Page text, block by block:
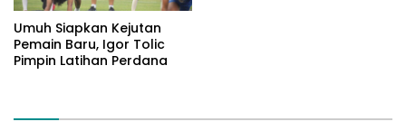
Umuh Siapkan Kejutan
Pemain Baru, Igor Tolic
Pimpin Latihan Perdana